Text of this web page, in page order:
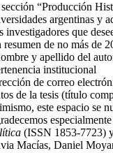
“Producción
argentinas y
investigadores que
resumen de no más de
y apellido del
institucional
de correo
de la tesis (título
este espacio se
(ISSN 1853-7723)
Macías, Daniel